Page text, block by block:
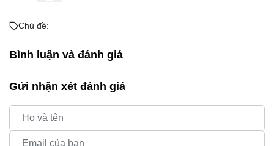
Chủ đề:
Bình luận và đánh giá
Gửi nhận xét đánh giá